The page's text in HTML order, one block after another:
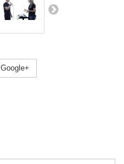
Google+